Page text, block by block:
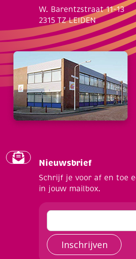
W. Barentzstraat 11-13
2315 TZ LEIDEN
Nieuwsbrief
Schrijf je voor af en toe
in jouw mailbox.
Inschrijven